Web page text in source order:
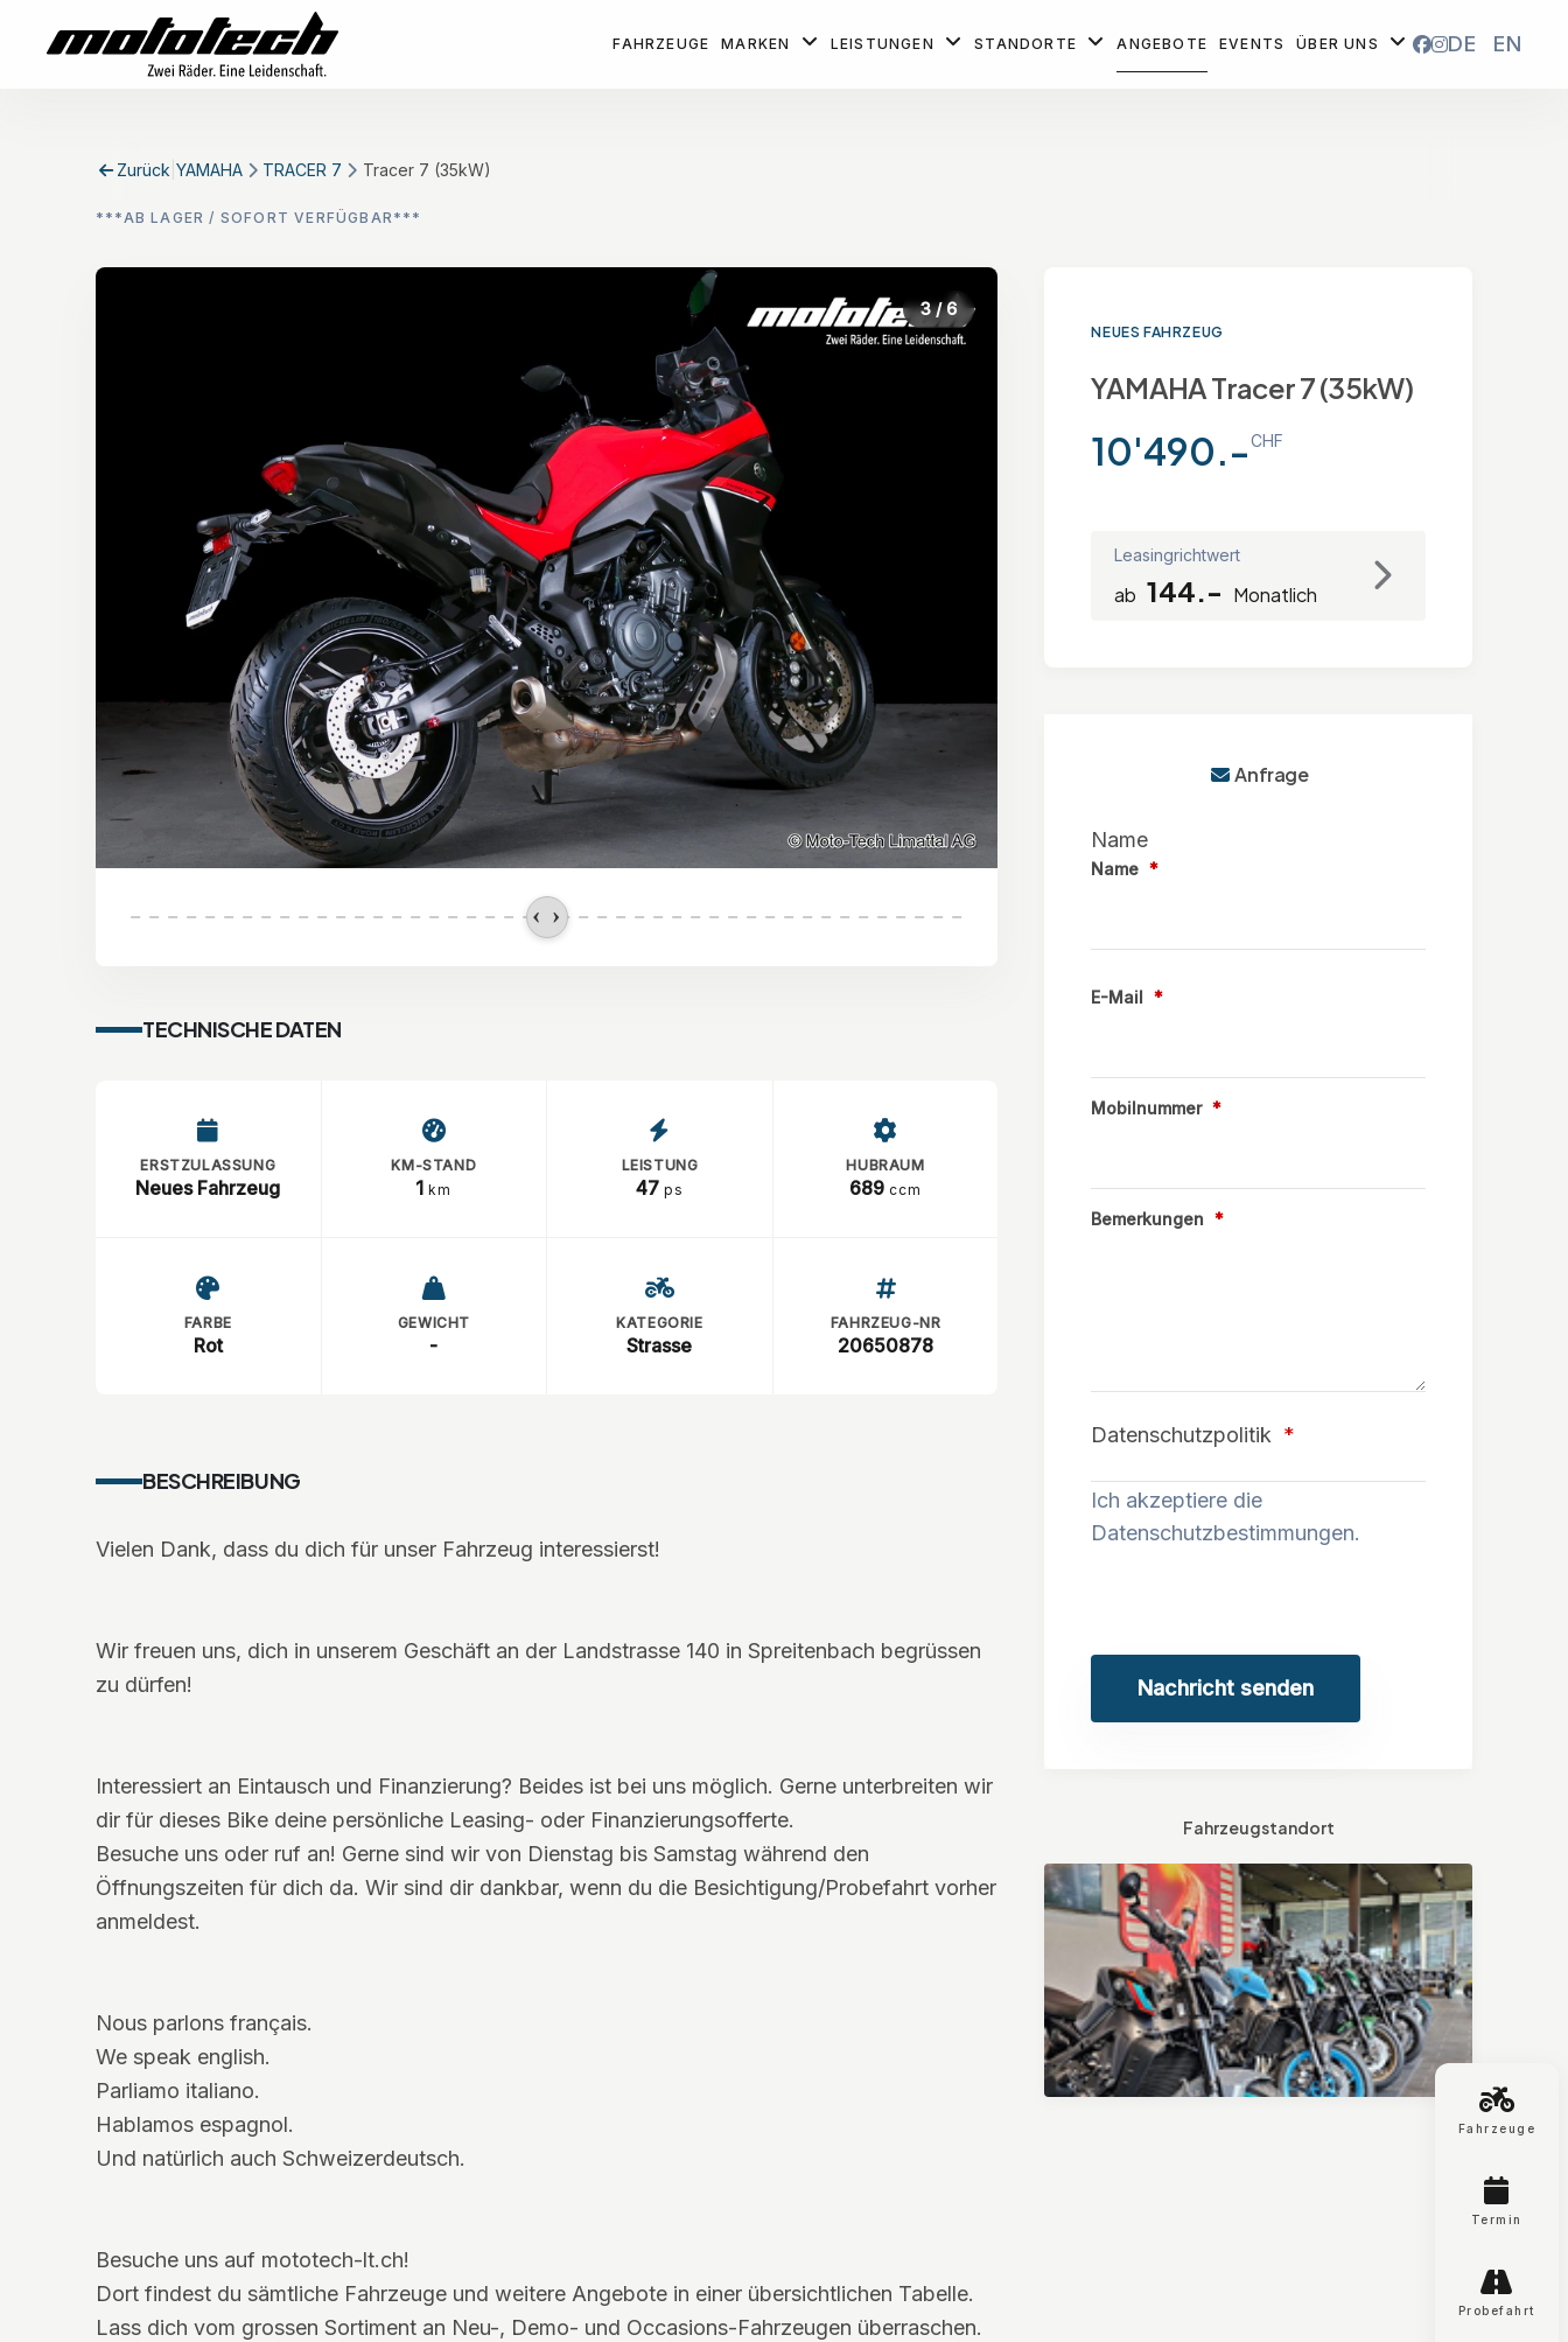
FAHRZEUGE MARKEN LEISTUNGEN STANDORTE ANGEBOTE EVENTS ÜBER UNS DE EN
Zurück YAMAHA TRACER 7 Tracer 7 (35kW)
***AB LAGER / SOFORT VERFÜGBAR***
3/ 6
NEUES FAHRZEUG
YAMAHA Tracer 7 (35kW)
10'490.-CHF
Leasingrichtwert
ab 144.- Monatlich
Anfrage
Name
Name *
E-Mail *
Mobilnummer *
Bemerkungen *
Datenschutzpolitik *
Ich akzeptiere die
Datenschutzbestimmungen.
Nachricht senden
Fahrzeugstandort
TECHNISCHE DATEN
ERSTZULASSUNG
Neues Fahrzeug
KM-STAND
1km
LEISTUNG
47 ps
HUBRAUM
689 ccm
FARBE
Rot
GEWICHT
-
KATEGORIE
Strasse
FAHRZEUG-NR
20650878
BESCHREIBUNG
Vielen Dank, dass du dich für unser Fahrzeug interessierst!
Wir freuen uns, dich in unserem Geschäft an der Landstrasse 140 in Spreitenbach begrüssen
zu dürfen!
Interessiert an Eintausch und Finanzierung? Beides ist bei uns möglich. Gerne unterbreiten wir
dir für dieses Bike deine persönliche Leasing- oder Finanzierungsofferte.
Besuche uns oder ruf an! Gerne sind wir von Dienstag bis Samstag während den
Öffnungszeiten für dich da. Wir sind dir dankbar, wenn du die Besichtigung/Probefahrt vorher
anmeldest.
Nous parlons français.
We speak english.
Parliamo italiano.
Hablamos espagnol.
Und natürlich auch Schweizerdeutsch.
Besuche uns auf mototech-lt.ch!
Dort findest du sämtliche Fahrzeuge und weitere Angebote in einer übersichtlichen Tabelle.
Lass dich vom grossen Sortiment an Neu-, Demo- und Occasions-Fahrzeugen überraschen.
Fahrzeuge
Termin
Probefahrt